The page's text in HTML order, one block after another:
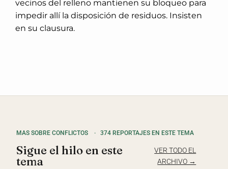
vecinos del relleno mantienen su bloqueo para
impedir allí la disposición de residuos. Insisten
en su clausura.
MAS SOBRE CONFLICTOS · 374 REPORTAJES EN ESTE TEMA
Sigue el hilo en este
tema
VER TODO EL
ARCHIVO →